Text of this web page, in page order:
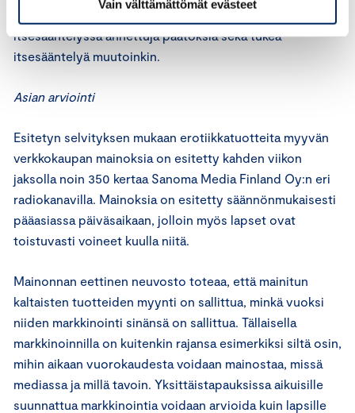
Vain välttämättömät evästeet
itsesääntelyssä annettuja päätöksiä sekä tukea
itsesääntelyä muutoinkin.
Asian arviointi
Esitetyn selvityksen mukaan erotiikkatuotteita myyvän
verkkokaupan mainoksia on esitetty kahden viikon
jaksolla noin 350 kertaa Sanoma Media Finland Oy:n eri
radiokanavilla. Mainoksia on esitetty säännönmukaisesti
pääasiassa päiväsaikaan, jolloin myös lapset ovat
toistuvasti voineet kuulla niitä.
Mainonnan eettinen neuvosto toteaa, että mainitun
kaltaisten tuotteiden myynti on sallittua, minkä vuoksi
niiden markkinointi sinänsä on sallittua. Tällaisella
markkinoinnilla on kuitenkin rajansa esimerkiksi siltä osin,
mihin aikaan vuorokaudesta voidaan mainostaa, missä
mediassa ja millä tavoin. Yksittäistapauksissa aikuisille
suunnattua markkinointia voidaan arvioida kuin lapsille